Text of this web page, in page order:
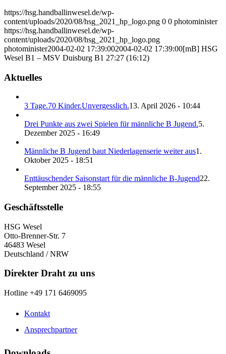
https://hsg.handballinwesel.de/wp-
content/uploads/2020/08/hsg_2021_hp_logo.png 0 0 photominister
https://hsg.handballinwesel.de/wp-
content/uploads/2020/08/hsg_2021_hp_logo.png
photominister2004-02-02 17:39:002004-02-02 17:39:00[mB] HSG
Wesel B1 – MSV Duisburg B1 27:27 (16:12)
Aktuelles
3 Tage.70 Kinder.Unvergesslich.13. April 2026 - 10:44
Drei Punkte aus zwei Spielen für männliche B Jugend.5.
Dezember 2025 - 16:49
Männliche B Jugend baut Niederlagenserie weiter aus1.
Oktober 2025 - 18:51
Enttäuschender Saisonstart für die männliche B-Jugend22.
September 2025 - 18:55
Geschäftsstelle
HSG Wesel
Otto-Brenner-Str. 7
46483 Wesel
Deutschland / NRW
Direkter Draht zu uns
Hotline +49 171 6469095
Kontakt
Ansprechpartner